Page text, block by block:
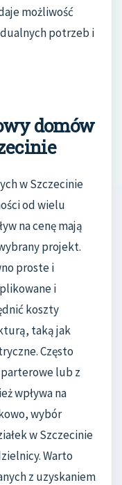
możliwość
potrzeb i
domów
w Szczecinie
od wielu
na cenę mają
projekt.
proste i
i
koszty
taką jak
Często
lub z
wpływa na
wybór
w Szczecinie
Warto
z uzyskaniem